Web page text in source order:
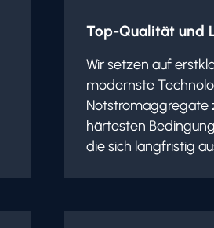
Top-Qualität und
Wir setzen auf
modernste
Notstromaggregate
härtesten
die sich langfristig